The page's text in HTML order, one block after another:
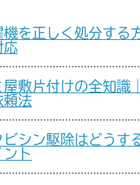
機を正しく処分する
応
屋敷片付けの全知識
頼法
ビシン駆除はどうす
ント